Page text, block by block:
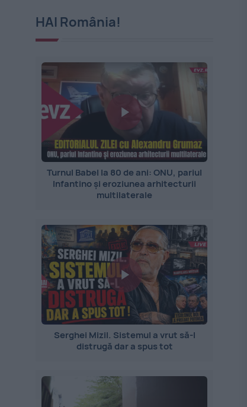
HAI România!
Turnul Babel la 80 de ani: ONU, pariul
Infantino și eroziunea arhitecturii
multilaterale
Serghei Mizil. Sistemul a vrut să-l
distrugă dar a spus tot